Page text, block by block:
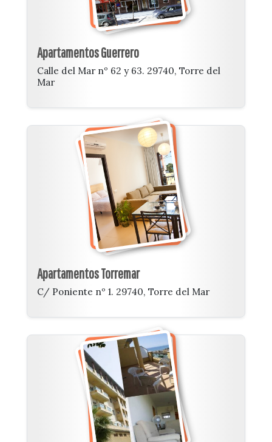
Apartamentos Guerrero
Calle del Mar nº 62 y 63. 29740, Torre del
Mar
Apartamentos Torremar
C/ Poniente nº 1. 29740, Torre del Mar